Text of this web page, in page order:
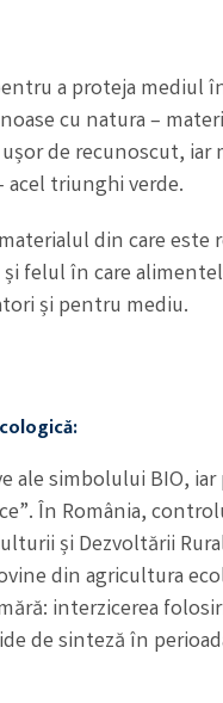
a proteja mediul
cu natura –
de recunoscut, iar
acel triunghi verde.
din care este
felul în care
și pentru mediu.
ale simbolului BIO,
În România,
și Dezvoltării
din agricultura
interzicerea
de sinteză în